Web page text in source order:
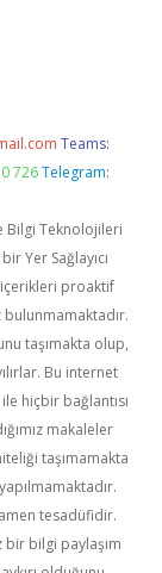
Teams:
726 Telegram:
Bilgi Teknolojileri
Yer Sağlayıcı
proaktif
taşımakta olup,
Bu internet
hiçbir bağlantısı
makaleler
taşımamakta
tesadüfidir.
bir bilgi paylaşım